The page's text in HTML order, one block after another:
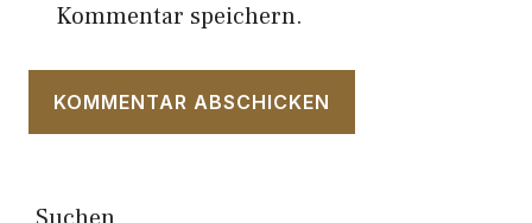
Kommentar speichern.